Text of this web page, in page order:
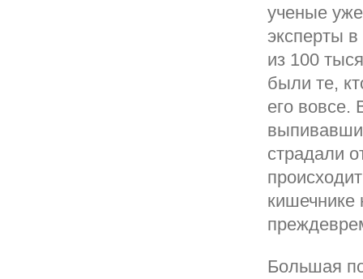
ученые
эксперты
из 100
были те,
его вовсе.
страдали
кишечнике
Большая